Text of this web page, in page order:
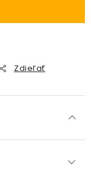
Zdieľať